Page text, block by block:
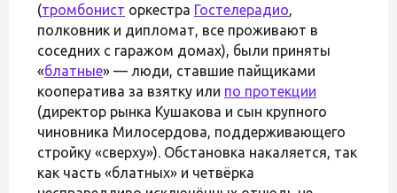
(тромбонист оркестра Гостелерадио,
полковник и дипломат, все проживают в
соседних с гаражом домах), были приняты
«блатные» — люди, ставшие пайщиками
кооператива за взятку или по протекции
(директор рынка Кушакова и сын крупного
чиновника Милосердова, поддерживающего
стройку «сверху»). Обстановка накаляется, так
как часть «блатных» и четвёрка